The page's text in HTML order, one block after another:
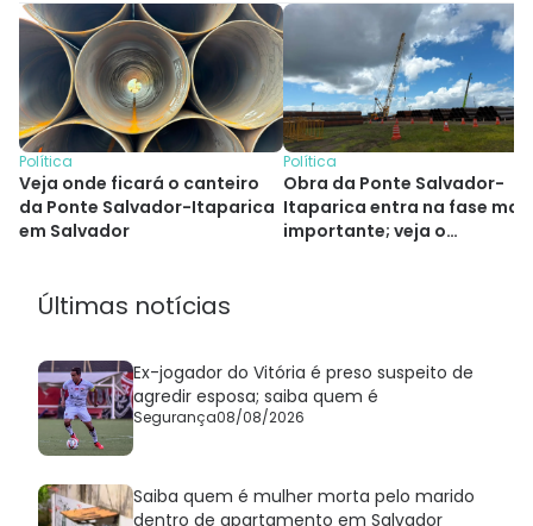
Política
Veja onde ficará o canteiro
da Ponte Salvador-Itaparica
em Salvador
Política
Obra da Ponte Salvador-
Itaparica entra na fase mais
importante; veja o
Últimas notícias
Ex-jogador do Vitória é preso suspeito de
agredir esposa; saiba quem é
Segurança08/08/2026
Saiba quem é mulher morta pelo marido
dentro de apartamento em Salvador